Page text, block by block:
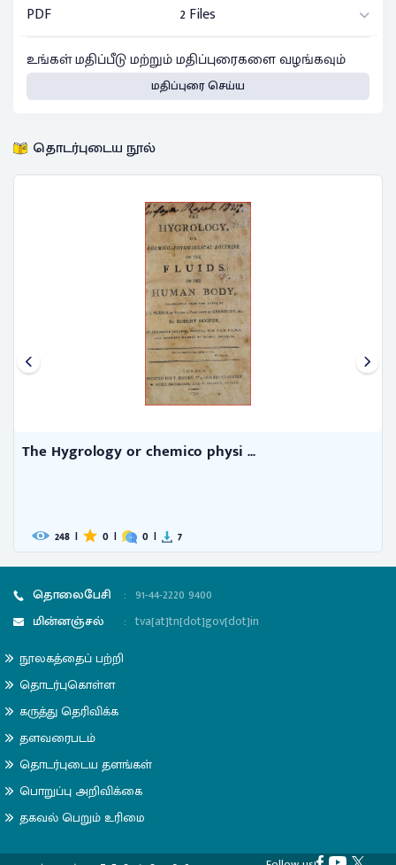
PDF
2 Files
உங்கள் மதிப்பீடு மற்றும் மதிப்புரைகளை வழங்கவும்
மதிப்புரை செய்ய
தொடர்புடைய நூல்
The Hygrology or chemico physi ...
248 | 0 | 0 | 7
தொலைபேசி : 91-44-2220 9400
மின்னஞ்சல்
: tva[at]tn[dot]gov[dot]in
நூலகத்தைப் பற்றி
தொடர்புகொள்ள
கருத்து தெரிவிக்க
தளவரைபடம்
தொடர்புடைய தளங்கள்
பொறுப்பு அறிவிக்கை
தகவல் பெறும் உரிமை